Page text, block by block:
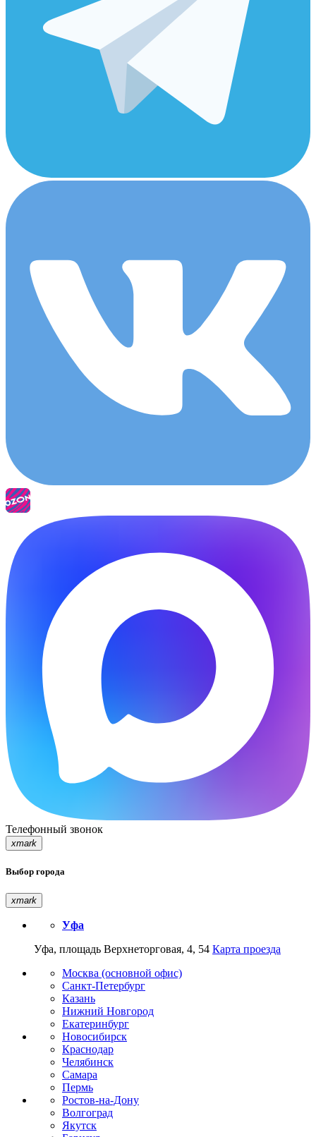
Телефонный звонок
xmark
Выбор города
xmark
Уфа
Уфа, площадь Верхнеторговая, 4, 54 Карта проезда
Москва (основной офис)
Санкт-Петербург
Казань
Нижний Новгород
Екатеринбург
Новосибирск
Краснодар
Челябинск
Самара
Пермь
Ростов-на-Дону
Волгоград
Якутск